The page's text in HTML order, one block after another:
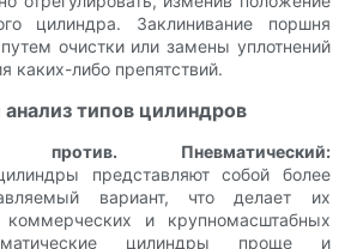
цилиндра. Заклинивание поршня
очистки или замены уплотнений
каких-либо препятствий.
типов цилиндров
против. Пневматический:
представляют собой более
вариант, что делает их
и крупномасштабных
цилиндры проще и